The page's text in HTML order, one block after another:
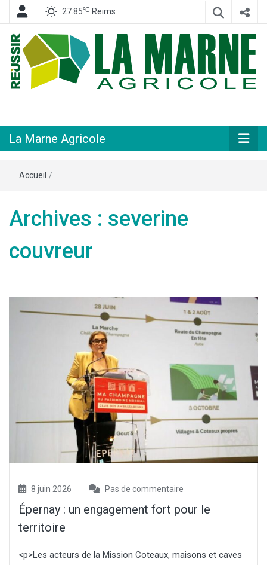
27.85℃ Reims
Agricole
La Marne Agricole
Accueil /
Archives : severine
couvreur
8 juin 2026 Pas de commentaire
Épernay : un engagement fort pour le
territoire
<p>Les acteurs de la Mission Coteaux, maisons et caves